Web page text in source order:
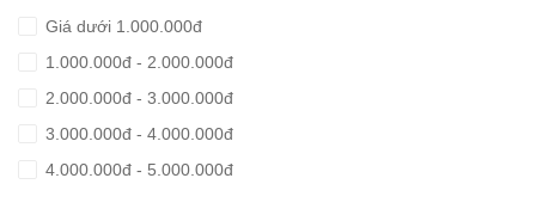
Giá dưới 1.000.000đ
1.000.000đ - 2.000.000đ
2.000.000đ - 3.000.000đ
3.000.000đ - 4.000.000đ
4.000.000đ - 5.000.000đ